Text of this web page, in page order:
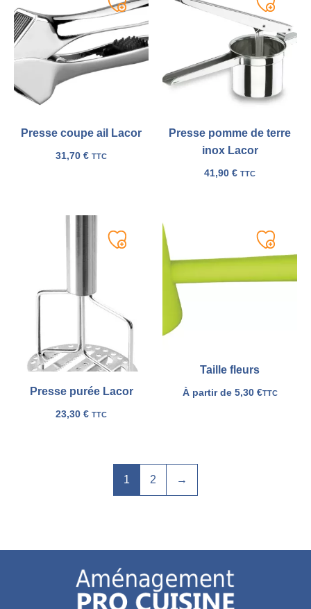
Presse coupe ail Lacor
31,70 € TTC
Ajouter
ma
liste
Presse pomme de terre
inox Lacor
41,90 € TTC
Ajouter
à
ma
liste
Presse purée Lacor
23,30 € TTC
Ajouter
Taille fleurs
À partir de 5,30 €TTC
Ajouter
à
liste
1 2 →